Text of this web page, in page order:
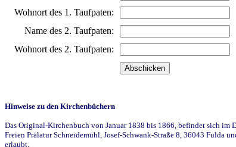
Wohnort des 1. Taufpaten:
Name des 2. Taufpaten:
Wohnort des 2. Taufpaten:
Hinweise zu den Kirchenbüchern
Das Original-Kirchenbuch von Januar 1838 bis 1866, befindet sich
Freien Prälatur Schneidemühl, Josef-Schwank-Straße 8, 36043 Fulda
erlaubt.